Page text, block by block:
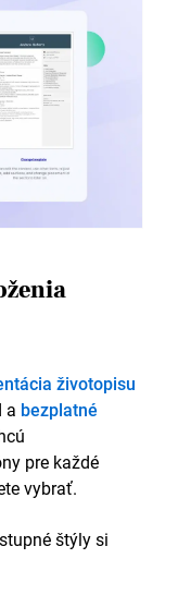
životopisu
a bezplatné
pre každé
vybrať.
štýly si